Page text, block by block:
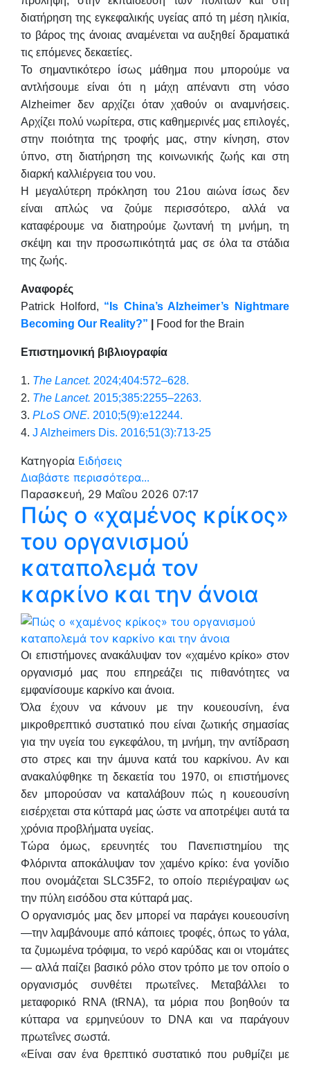
διατήρηση της εγκεφαλικής υγείας από τη μέση ηλικία,
το βάρος της άνοιας αναμένεται να αυξηθεί δραματικά
τις επόμενες δεκαετίες.
Το σημαντικότερο ίσως μάθημα που μπορούμε να
αντλήσουμε είναι ότι η μάχη απέναντι στη νόσο
Alzheimer δεν αρχίζει όταν χαθούν οι αναμνήσεις.
Αρχίζει πολύ νωρίτερα, στις καθημερινές μας επιλογές,
στην ποιότητα της τροφής μας, στην κίνηση, στον
ύπνο, στη διατήρηση της κοινωνικής ζωής και στη
διαρκή καλλιέργεια του νου.
Η μεγαλύτερη πρόκληση του 21ου αιώνα ίσως δεν
είναι απλώς να ζούμε περισσότερο, αλλά να
καταφέρουμε να διατηρούμε ζωντανή τη μνήμη, τη
σκέψη και την προσωπικότητά μας σε όλα τα στάδια
της ζωής.
Αναφορές
Patrick Holford, “Is China’s Alzheimer’s Nightmare
Becoming Our Reality?”
Food for the Brain
Επιστημονική βιβλιογραφία
1. The Lancet. 2024;404:572–628.
2. The Lancet. 2015;385:2255–2263.
3. PLoS ONE. 2010;5(9):e12244.
4. J Alzheimers Dis. 2016;51(3):713-25
Κατηγορία Ειδήσεις
Διαβάστε περισσότερα...
Παρασκευή, 29 Μαΐου 2026 07:17
Πώς ο «χαμένος κρίκος»
του οργανισμού
καταπολεμά τον
καρκίνο και την άνοια
Οι επιστήμονες ανακάλυψαν τον «χαμένο κρίκο» στον
οργανισμό μας που επηρεάζει τις πιθανότητες να
εμφανίσουμε καρκίνο και άνοια.
Όλα έχουν να κάνουν με την κουεουσίνη, ένα
μικροθρεπτικό συστατικό που είναι ζωτικής σημασίας
για την υγεία του εγκεφάλου, τη μνήμη, την αντίδραση
στο στρες και την άμυνα κατά του καρκίνου. Αν και
ανακαλύφθηκε τη δεκαετία του 1970, οι επιστήμονες
δεν μπορούσαν να καταλάβουν πώς η κουεουσίνη
εισέρχεται στα κύτταρά μας ώστε να αποτρέψει αυτά τα
χρόνια προβλήματα υγείας.
Τώρα όμως, ερευνητές του Πανεπιστημίου της
Φλόριντα αποκάλυψαν τον χαμένο κρίκο: ένα γονίδιο
που ονομάζεται SLC35F2, το οποίο περιέγραψαν ως
την πύλη εισόδου στα κύτταρά μας.
Ο οργανισμός μας δεν μπορεί να παράγει κουεουσίνη
—την λαμβάνουμε από κάποιες τροφές, όπως το γάλα,
τα ζυμωμένα τρόφιμα, το νερό καρύδας και οι ντομάτες
— αλλά παίζει βασικό ρόλο στον τρόπο με τον οποίο ο
οργανισμός συνθέτει πρωτεΐνες. Μεταβάλλει το
μεταφορικό RNA (tRNA), τα μόρια που βοηθούν τα
κύτταρα να ερμηνεύουν το DNA και να παράγουν
πρωτεΐνες σωστά.
«Είναι σαν ένα θρεπτικό συστατικό που ρυθμίζει με